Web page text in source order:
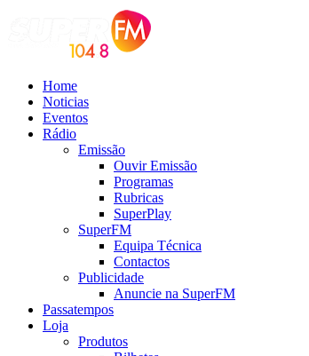
Home
Noticias
Eventos
Rádio
Emissão
Ouvir Emissão
Programas
Rubricas
SuperPlay
SuperFM
Equipa Técnica
Contactos
Publicidade
Anuncie na SuperFM
Passatempos
Loja
Produtos